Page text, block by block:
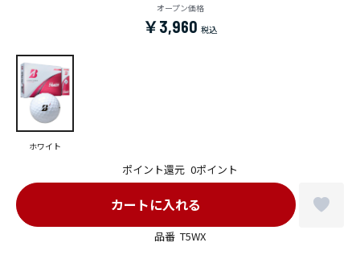
オープン価格
￥3,960
品番 T5WX
ポイント還元 0ポイント
ホワイト